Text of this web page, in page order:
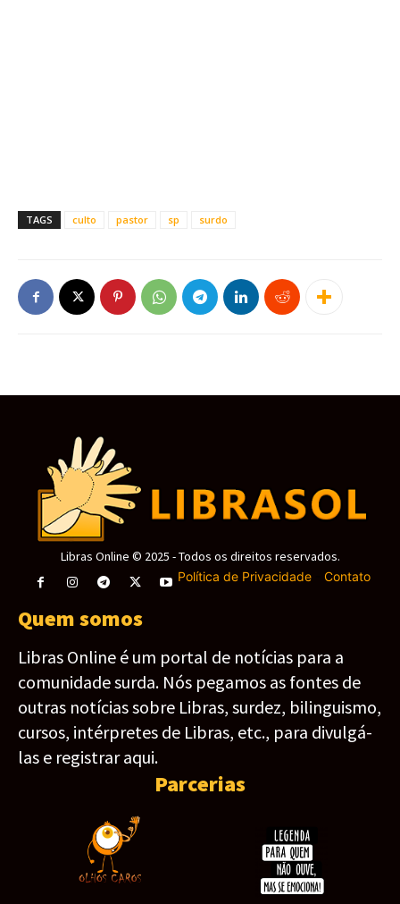
TAGS culto pastor sp surdo
Libras Online © 2025 - Todos os direitos reservados.
Política de Privacidade- Contato
Quem somos
Libras Online é um portal de notícias para a
comunidade surda. Nós pegamos as fontes de
outras notícias sobre Libras, surdez, bilinguismo,
cursos, intérpretes de Libras, etc., para divulgá-
las e registrar aqui.
Parcerias